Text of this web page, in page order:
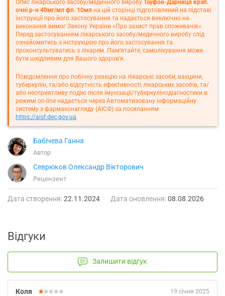
Опис лікарського засобу/медичного виробу Тауфон-Дарниця крап.
очні р-н 40мг/мл фл. 10мл на цій сторінці підготовлений на підставі
інструкції про його застосування та надається виключно на
виконання вимог Закону України «Про захист прав споживачів».
Перед застосуванням лікарського засобу/медичного виробу слід
ознайомитись з інструкцією про його застосування та
проконсультуватись з лікарем. Пам’ятайте, самолікування може
бути шкідливим для Вашого здоров’я.
Повідомлення про побічну реакцію на лікарські засоби, вакцини,
туберкулін, та/або відсутність ефективності лікарських засобів, та/
або несприятливу подію після імунізації/туберкулінодіагностики в
режимі on-line надається через Автоматизовану інформаційну
систему з фармаконагляду (АІСФ) за посиланням
https://aisf.dec.gov.ua.
Бабічева Ганна
Автор
Севрюков Олександр Вікторович
Рецензент
Дата створення:22.11.2024 Дата оновлення:08.08.2026
Відгуки
Залишити відгук
19 січня 2025
Коля